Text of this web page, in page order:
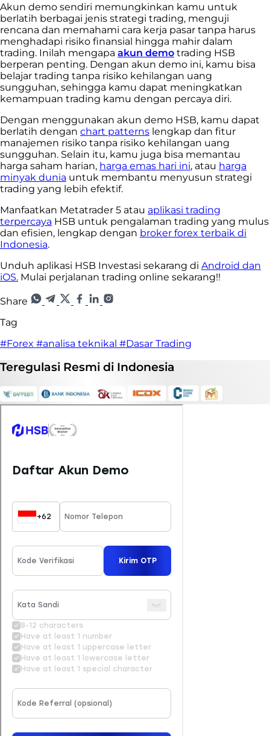
Akun demo sendiri memungkinkan kamu untuk
berlatih berbagai jenis strategi trading, menguji
rencana dan memahami cara kerja pasar tanpa harus
menghadapi risiko finansial hingga mahir dalam
trading. Inilah mengapa akun demo trading HSB
berperan penting. Dengan akun demo ini, kamu bisa
belajar trading tanpa risiko kehilangan uang
sungguhan, sehingga kamu dapat meningkatkan
kemampuan trading kamu dengan percaya diri.
Dengan menggunakan akun demo HSB, kamu dapat
berlatih dengan chart patterns lengkap dan fitur
manajemen risiko tanpa risiko kehilangan uang
sungguhan. Selain itu, kamu juga bisa memantau
harga saham harian, harga emas hari ini, atau harga
minyak dunia untuk membantu menyusun strategi
trading yang lebih efektif.
Manfaatkan Metatrader 5 atau aplikasi trading
terpercaya HSB untuk pengalaman trading yang mulus
dan efisien, lengkap dengan broker forex terbaik di
Indonesia.
Unduh aplikasi HSB Investasi sekarang di Android dan
iOS. Mulai perjalanan trading online sekarang!!
Share
Tag
#Forex #analisa teknikal #Dasar Trading
Teregulasi Resmi di Indonesia